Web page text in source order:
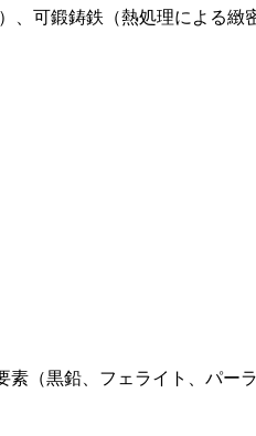
可鍛鋳鉄（熱処理による
（黒鉛、フェライト、パー